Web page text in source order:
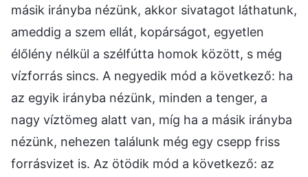
másik irányba nézünk, akkor sivatagot láthatunk,
ameddig a szem ellát, kopárságot, egyetlen
élőlény nélkül a szélfútta homok között, s még
vízforrás sincs. A negyedik mód a következő: ha
az egyik irányba nézünk, minden a tenger, a
nagy víztömeg alatt van, míg ha a másik irányba
nézünk, nehezen találunk még egy csepp friss
forrásvizet is. Az ötödik mód a következő: az